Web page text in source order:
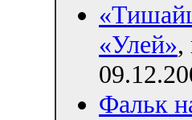
«Улей»,
Фальк